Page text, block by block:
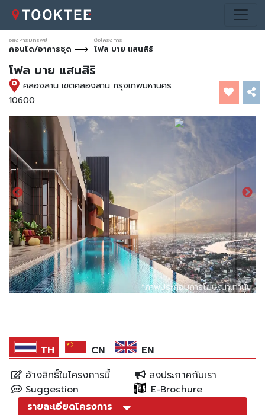
อสังหาริมทรัพย์
คอนโด/อาคารชุด
ชื่อโครงการ
โฟล บาย แสนสิริ
โฟล บาย แสนสิริ
คลองสาน เขตคลองสาน กรุงเทพมหานคร
10600
*ภาพประกอบการโฆษณาเท่านั้น
*ภาพประกอบการโฆษณาเท่านั้น
*ภาพประกอบการโฆษณาเท่านั้น
*ภาพประกอบการโฆษณาเท่านั้น
*ภาพประกอบการโฆษณาเท่านั้น
TH CN
EN
อ้างสิทธิ์ในโครงการนี้
ลงประกาศกับเรา
Suggestion
E-Brochure
รายละเอียดโครงการ